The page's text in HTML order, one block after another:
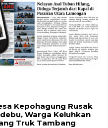
Kepohagung Rusak
Warga Keluhkan
Truk Tambang